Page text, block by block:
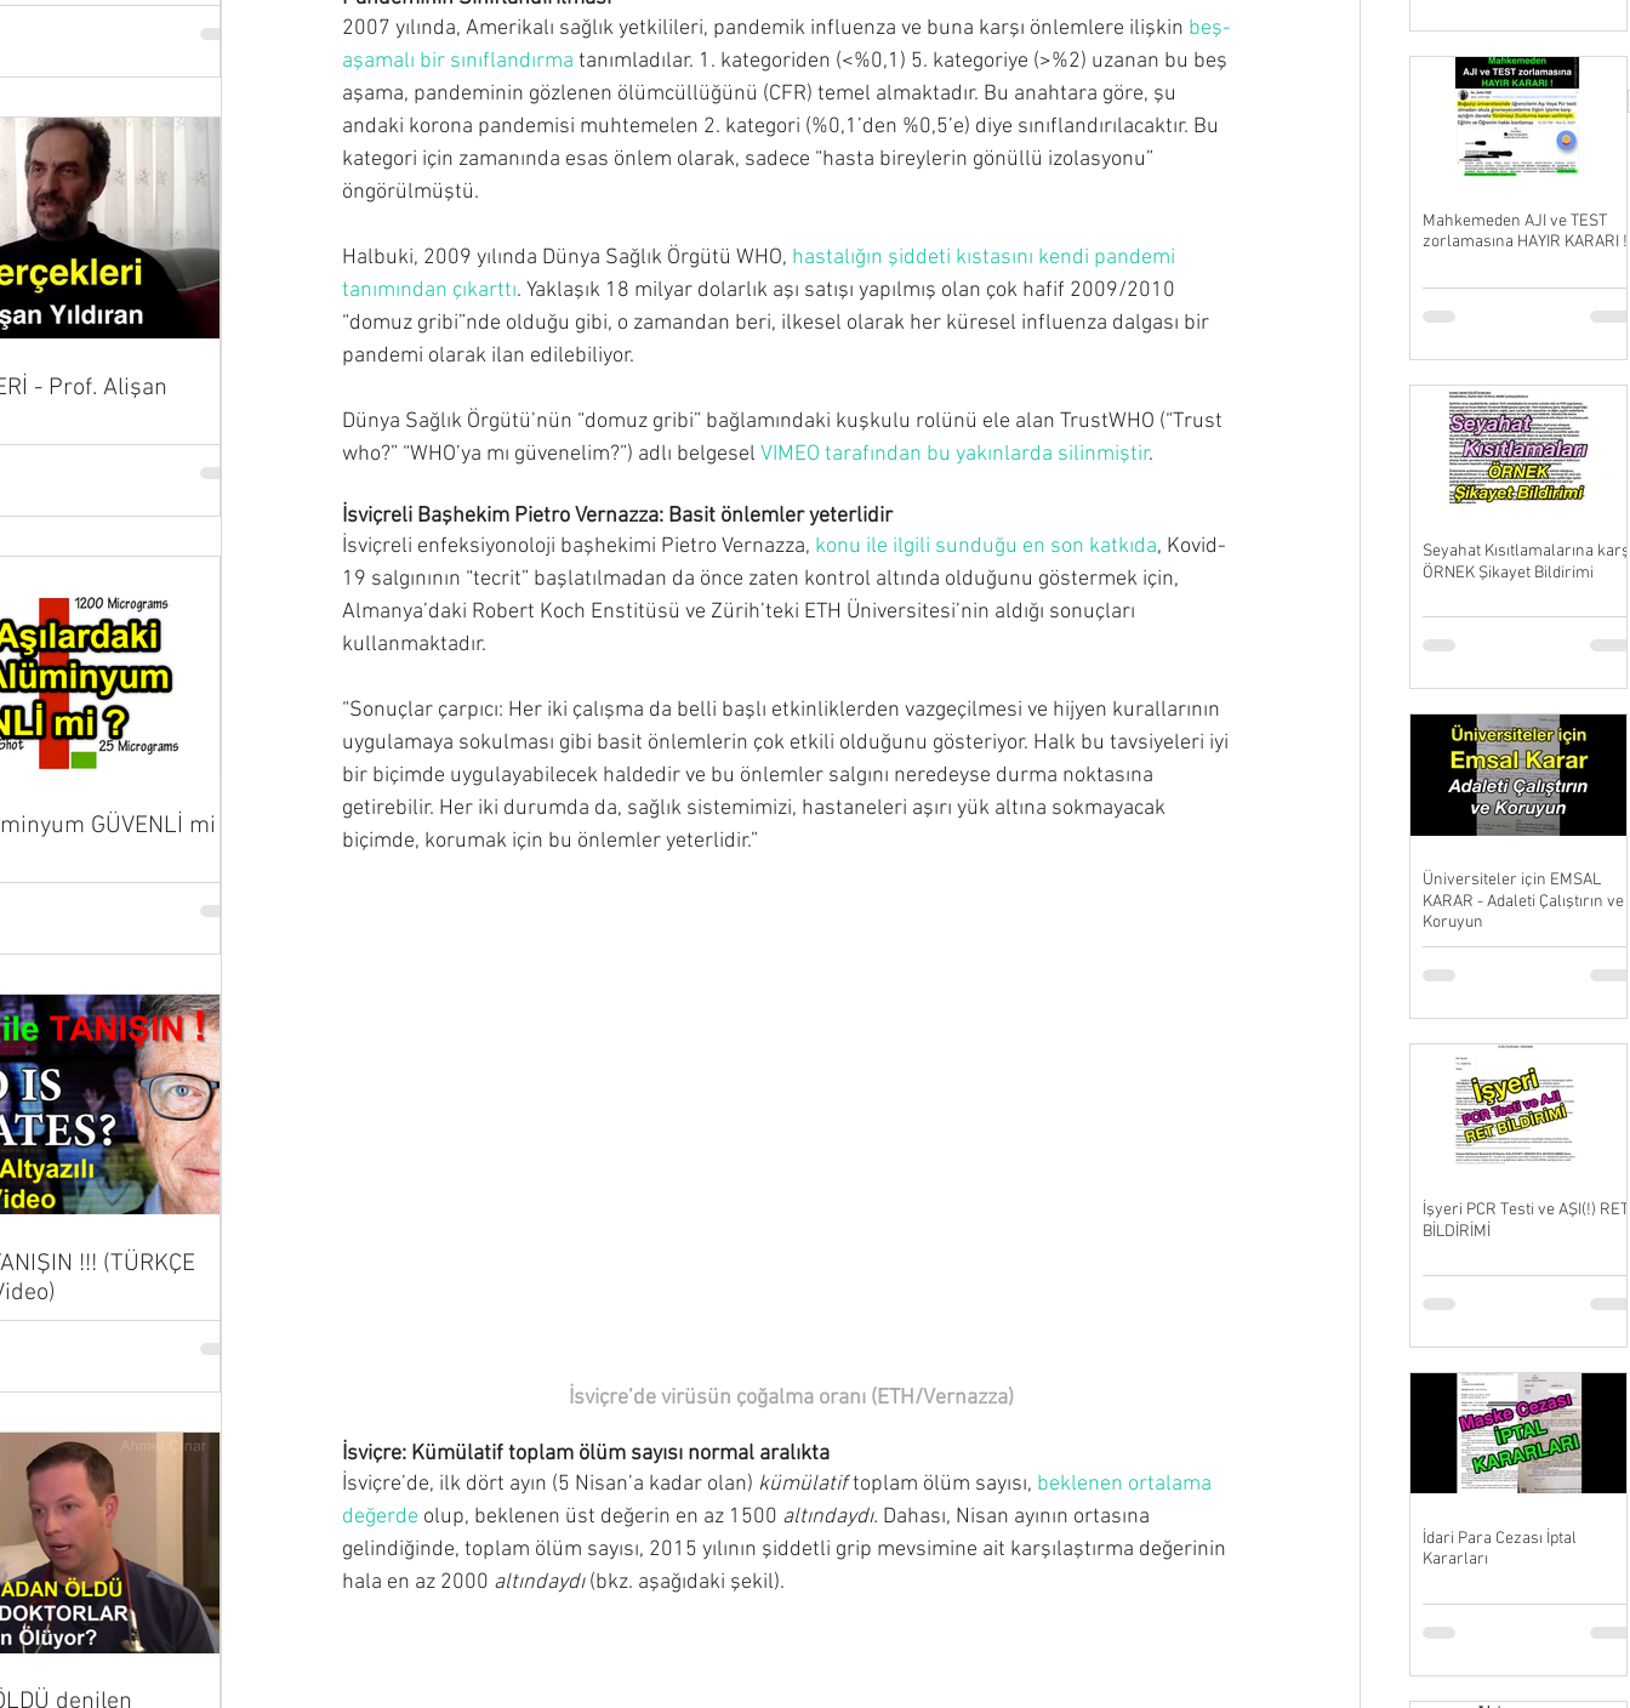
2007 yılında, Amerikalı sağlık yetkilileri, pandemik influenza ve buna karşı önlemlere ilişkin beş-
aşamalı bir sınıflandırma tanımladılar. 1. kategoriden (<%0,1) 5. kategoriye (>%2) uzanan bu beş
aşama, pandeminin gözlenen ölümcüllüğünü (CFR) temel almaktadır. Bu anahtara göre, şu
andaki korona pandemisi muhtemelen 2. kategori (%0,1’den %0,5’e) diye sınıflandırılacaktır. Bu
kategori için zamanında esas önlem olarak, sadece “hasta bireylerin gönüllü izolasyonu”
öngörülmüştü.
Halbuki, 2009 yılında Dünya Sağlık Örgütü WHO, hastalığın şiddeti kıstasını kendi pandemi
tanımından çıkarttı. Yaklaşık 18 milyar dolarlık aşı satışı yapılmış olan çok hafif 2009/2010
“domuz gribi”nde olduğu gibi, o zamandan beri, ilkesel olarak her küresel influenza dalgası bir
pandemi olarak ilan edilebiliyor.
Dünya Sağlık Örgütü’nün “domuz gribi” bağlamındaki kuşkulu rolünü ele alan TrustWHO (“Trust
who?” “WHO’ya mı güvenelim?”) adlı belgesel VIMEO tarafından bu yakınlarda silinmiştir.
İsviçreli Başhekim Pietro Vernazza: Basit önlemler yeterlidir
İsviçreli enfeksiyonoloji başhekimi Pietro Vernazza, konu ile ilgili sunduğu en son katkıda, Kovid-
19 salgınının “tecrit” başlatılmadan da önce zaten kontrol altında olduğunu göstermek için,
Almanya’daki Robert Koch Enstitüsü ve Zürih’teki ETH Üniversitesi’nin aldığı sonuçları
kullanmaktadır.
“Sonuçlar çarpıcı: Her iki çalışma da belli başlı etkinliklerden vazgeçilmesi ve hijyen kurallarının
uygulamaya sokulması gibi basit önlemlerin çok etkili olduğunu gösteriyor. Halk bu tavsiyeleri iyi
bir biçimde uygulayabilecek haldedir ve bu önlemler salgını neredeyse durma noktasına
getirebilir. Her iki durumda da, sağlık sistemimizi, hastaneleri aşırı yük altına sokmayacak
biçimde, korumak için bu önlemler yeterlidir.”
İsviçre’de virüsün çoğalma oranı (ETH/Vernazza)
İsviçre: Kümülatif toplam ölüm sayısı normal aralıkta
İsviçre’de, ilk dört ayın (5 Nisan’a kadar olan) kümülatif toplam ölüm sayısı, beklenen ortalama
değerde olup, beklenen üst değerin en az 1500 altındaydı. Dahası, Nisan ayının ortasına
gelindiğinde, toplam ölüm sayısı, 2015 yılının şiddetli grip mevsimine ait karşılaştırma değerinin
hala en az 2000 altındaydı (bkz. aşağıdaki şekil).
- Prof. Alişan
GÜVENLİ mi ?
!!! (TÜRKÇE
denilen
Mahkemeden AJI ve TEST
zorlamasına HAYIR KARARI !
Seyahat Kısıtlamalarına
ÖRNEK Şikayet Bildirimi
Üniversiteler için EMSAL
KARAR - Adaleti Çalıştırın ve
Koruyun
İşyeri PCR Testi ve AŞI(!) RET
BİLDİRİMİ
İdari Para Cezası İptal
Kararları